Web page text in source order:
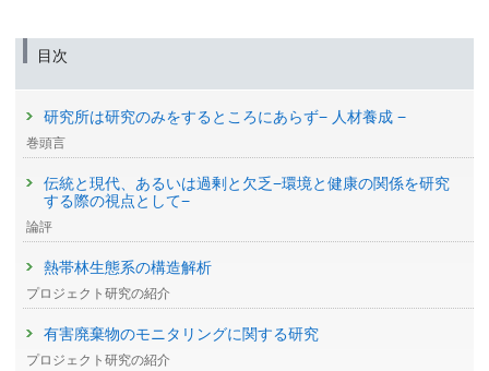
目次
研究所は研究のみをするところにあらず− 人材養成 −
巻頭言
伝統と現代、あるいは過剰と欠乏−環境と健康の関係を研究
する際の視点として−
論評
熱帯林生態系の構造解析
プロジェクト研究の紹介
有害廃棄物のモニタリングに関する研究
プロジェクト研究の紹介